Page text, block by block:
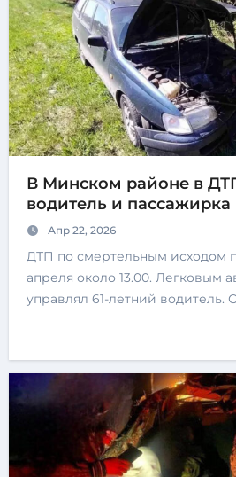
В Минском районе в
водитель и
Апр 22, 2026
ДТП по смертельным исходом произошло 21
апреля около 13.00. Легковым
управлял 61-летний водитель.